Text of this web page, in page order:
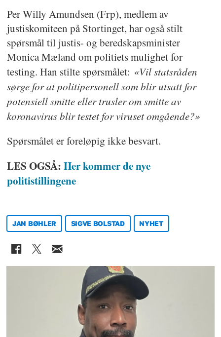
Per Willy Amundsen (Frp), medlem av
justiskomiteen på Stortinget, har også stilt
spørsmål til justis- og beredskapsminister
Monica Mæland om politiets mulighet for
testing. Han stilte spørsmålet: «Vil statsråden
sørge for at politipersonell som blir utsatt for
potensiell smitte eller trusler om smitte av
koronavirus blir testet for viruset omgående?»
Spørsmålet er foreløpig ikke besvart.
LES OGSÅ:Her kommer de nye
politistillingene
JAN BØHLER SIGVE BOLSTAD NYHET